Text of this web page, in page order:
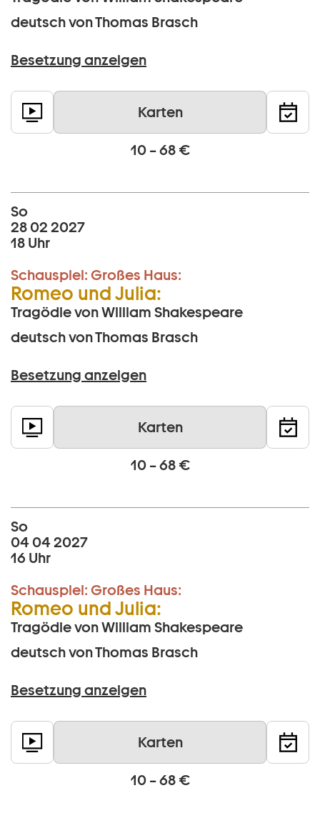
deutsch von Thomas Brasch
Besetzung anzeigen
Karten
10 – 68 €
So
28 02 2027
18 Uhr
Schauspiel: Großes Haus:
Romeo und Julia:
Tragödie von William Shakespeare
deutsch von Thomas Brasch
Besetzung anzeigen
Karten
10 – 68 €
So
04 04 2027
16 Uhr
Schauspiel: Großes Haus:
Romeo und Julia:
Tragödie von William Shakespeare
deutsch von Thomas Brasch
Besetzung anzeigen
Karten
10 – 68 €